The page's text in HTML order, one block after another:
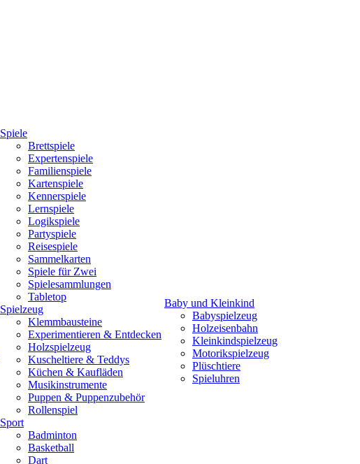
Spiele
Brettspiele
Expertenspiele
Familienspiele
Kartenspiele
Kennerspiele
Lernspiele
Logikspiele
Partyspiele
Reisespiele
Sammelkarten
Spiele für Zwei
Spielesammlungen
Tabletop
Spielzeug
Klemmbausteine
Experimentieren & Entdecken
Holzspielzeug
Kuscheltiere & Teddys
Küchen & Kaufläden
Musikinstrumente
Puppen & Puppenzubehör
Rollenspiel
Sport
Badminton
Basketball
Dart
Baby und Kleinkind
Babyspielzeug
Holzeisenbahn
Kleinkindspielzeug
Motorikspielzeug
Plüschtiere
Spieluhren